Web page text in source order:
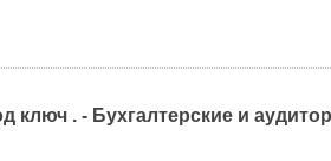
ключ . - Бухгалтерские и